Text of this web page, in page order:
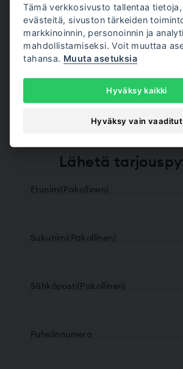
Paljonko turvatila maksaa?
Voinko hankkia turvatilan
Lähetä
Etunimi(Pakollinen)
Sukunimi(Pakollinen)
Sähköposti(Pakollinen)
Puhelinnumero
Tämä verkkosivusto tallentaa
evästeitä, sivuston tärkeiden
markkinoinnin, personoinnin ja
mahdollistamiseksi. Voit muuttaa
tahansa. Muuta asetuksia
Hyväksy kaikki
Hyväksy vain vaaditut